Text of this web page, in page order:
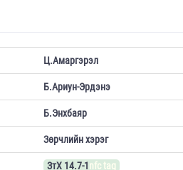
Ц.Амаргэрэл
Б.Ариун-Эрдэнэ
Б.Энхбаяр
Зөрчлийн хэрэг
ЗтХ 14.7-1nfc tag